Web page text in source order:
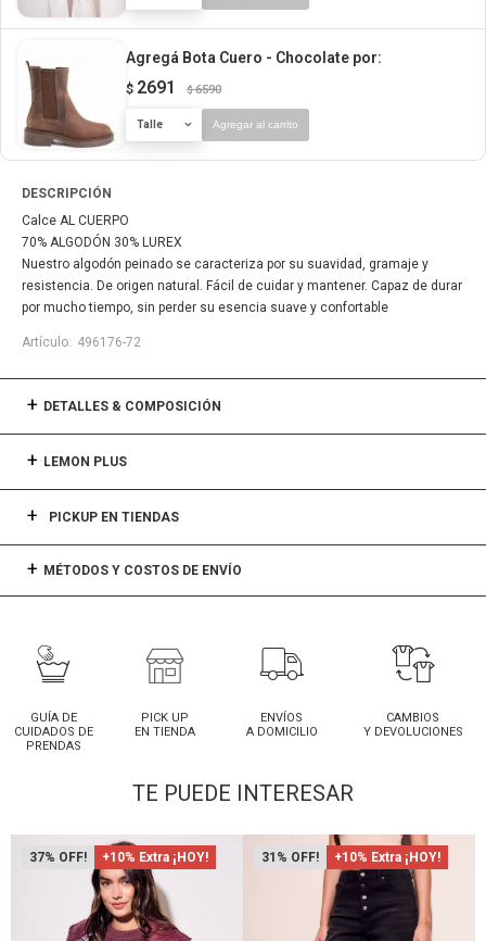
Agregá Bota Cuero - Chocolate por:
$ 2691 $ 6590
Talle Agregar al carrito
DESCRIPCIÓN
Calce AL CUERPO
70% ALGODÓN 30% LUREX
Nuestro algodón peinado se caracteriza por su suavidad, gramaje y
resistencia. De origen natural. Fácil de cuidar y mantener. Capaz de durar
por mucho tiempo, sin perder su esencia suave y confortable
496176-72
DETALLES & COMPOSICIÓN
LEMON PLUS
PICKUP EN TIENDAS
MÉTODOS Y COSTOS DE ENVÍO
GUÍA DE
CUIDADOS DE
PRENDAS
PICK UP
EN TIENDA
ENVÍOS
A DOMICILIO
CAMBIOS
Y DEVOLUCIONES
TE PUEDE INTERESAR
37 +10% Extra ¡HOY! 31 +10% Extra ¡HOY!